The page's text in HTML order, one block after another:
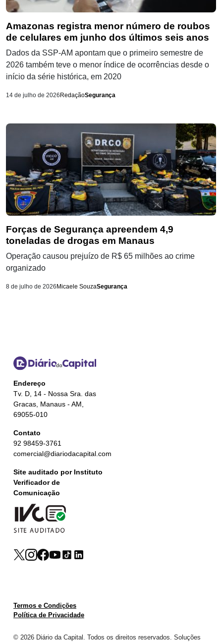
Amazonas registra menor número de roubos
de celulares em junho dos últimos seis anos
Dados da SSP-AM apontam que o primeiro semestre de
2026 também teve o menor índice de ocorrências desde o
início da série histórica, em 2020
14 de julho de 2026 RedaçãoSegurança
Forças de Segurança apreendem 4,9
toneladas de drogas em Manaus
Operação causou prejuízo de R$ 65 milhões ao crime
organizado
8 de julho de 2026 Micaele SouzaSegurança
Endereço
Tv. D, 14 - Nossa Sra. das
Gracas, Manaus - AM,
69055-010
Contato
92 98459-3761
comercial@diariodacapital.com
Site auditado por Instituto
Verificador de
Comunicação
© 2026 Diário da Capital. Todos os direitos reservados. Soluções
Termos e Condições
Política de Privacidade